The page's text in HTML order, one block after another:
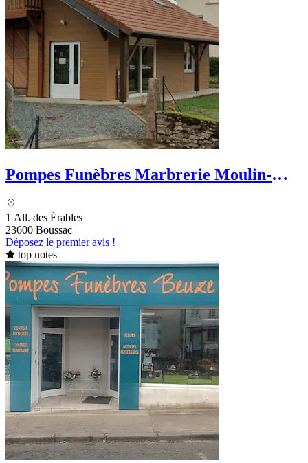
Pompes Funèbres Marbrerie Moulin-
1 All. des Érables
23600 Boussac
Déposez le premier avis !
top notes